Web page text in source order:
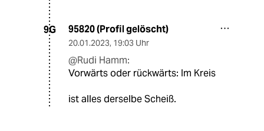
9G 95820 (Profil gelöscht)
20.01.2023, 19:03 Uhr
@Rudi Hamm:
Vorwärts oder rückwärts: Im Kreis
ist alles derselbe Scheiß.